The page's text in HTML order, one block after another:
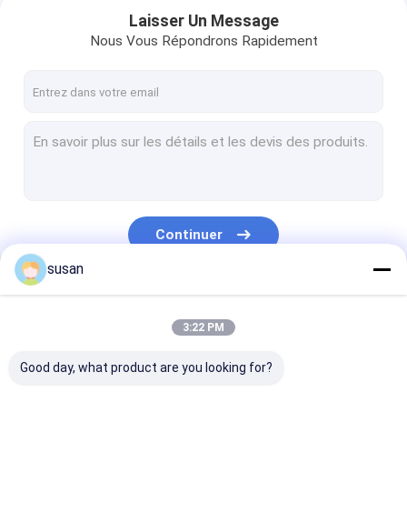
Mélangeur d'émulsifiant de laboratoire
Machine liquide de mélangeur
Parfum faisant la machine
Machine de scellage remplissante de tube
Machine de plante aquatique de RO
Laisser Un Message
Nous Vous Répondrons Rapidement
Continuer
susan
3:22 PM
Good day, what product are you looking for?